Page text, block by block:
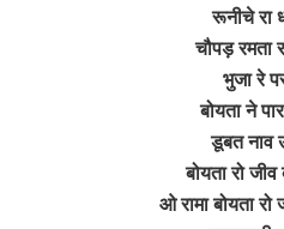
रूनीचे रा
चौपड़ रमता
भुजा रे
बोयता ने
डूबत नाव
बोयता रो
ओ रामा बोयता रो